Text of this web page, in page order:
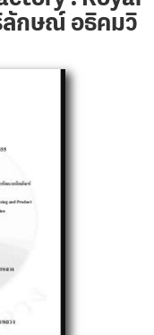
กษณ์ อธิคมวิ